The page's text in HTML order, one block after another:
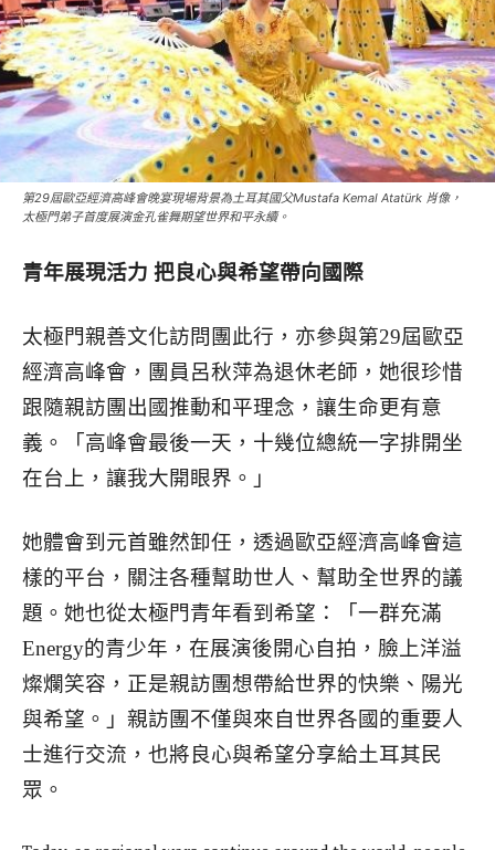
第29屆歐亞經濟高峰會晚宴現場背景為土耳其國父Mustafa Kemal Atatürk 肖像，
太極門弟子首度展演金孔雀舞期望世界和平永續。
青年展現活力 把良心與希望帶向國際
太極門親善文化訪問團此行，亦參與第29屆歐亞
經濟高峰會，團員呂秋萍為退休老師，她很珍惜
跟隨親訪團出國推動和平理念，讓生命更有意
義。「高峰會最後一天，十幾位總統一字排開坐
在台上，讓我大開眼界。」
她體會到元首雖然卸任，透過歐亞經濟高峰會這
樣的平台，關注各種幫助世人、幫助全世界的議
題。她也從太極門青年看到希望：「一群充滿
Energy的青少年，在展演後開心自拍，臉上洋溢
燦爛笑容，正是親訪團想帶給世界的快樂、陽光
與希望。」親訪團不僅與來自世界各國的重要人
士進行交流，也將良心與希望分享給土耳其民
眾。